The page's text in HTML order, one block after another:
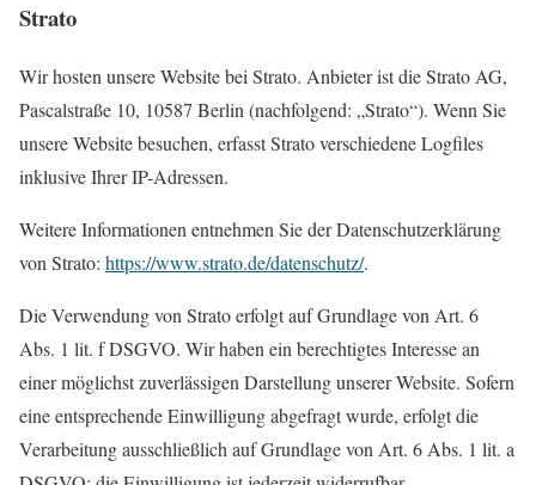
Strato
Wir hosten unsere Website bei Strato. Anbieter ist die Strato AG,
Pascalstraße 10, 10587 Berlin (nachfolgend: „Strato“). Wenn Sie
unsere Website besuchen, erfasst Strato verschiedene Logfiles
inklusive Ihrer IP-Adressen.
Weitere Informationen entnehmen Sie der Datenschutzerklärung
von Strato: https://www.strato.de/datenschutz/.
Die Verwendung von Strato erfolgt auf Grundlage von Art. 6
Abs. 1 lit. f DSGVO. Wir haben ein berechtigtes Interesse an
einer möglichst zuverlässigen Darstellung unserer Website. Sofern
eine entsprechende Einwilligung abgefragt wurde, erfolgt die
Verarbeitung ausschließlich auf Grundlage von Art. 6 Abs. 1 lit. a